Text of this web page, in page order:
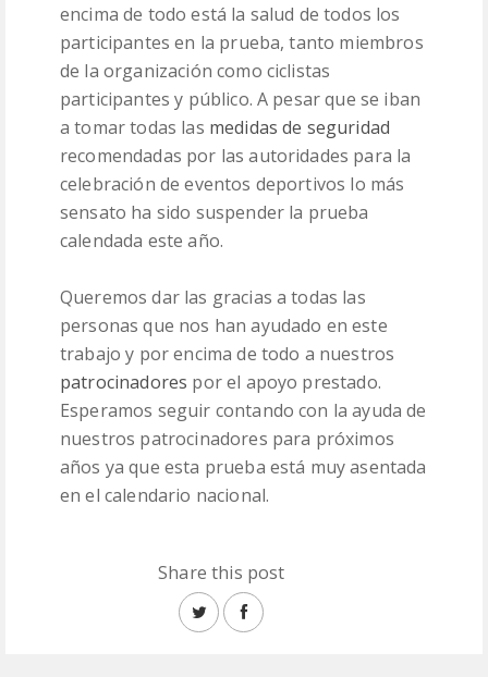
encima de todo está la salud de todos los
participantes en la prueba, tanto miembros
de la organización como ciclistas
participantes y público. A pesar que se iban
a tomar todas las medidas de seguridad
recomendadas por las autoridades para la
celebración de eventos deportivos lo más
sensato ha sido suspender la prueba
calendada este año.
Queremos dar las gracias a todas las
personas que nos han ayudado en este
trabajo y por encima de todo a nuestros
patrocinadores por el apoyo prestado.
Esperamos seguir contando con la ayuda de
nuestros patrocinadores para próximos
años ya que esta prueba está muy asentada
en el calendario nacional.
Share this post